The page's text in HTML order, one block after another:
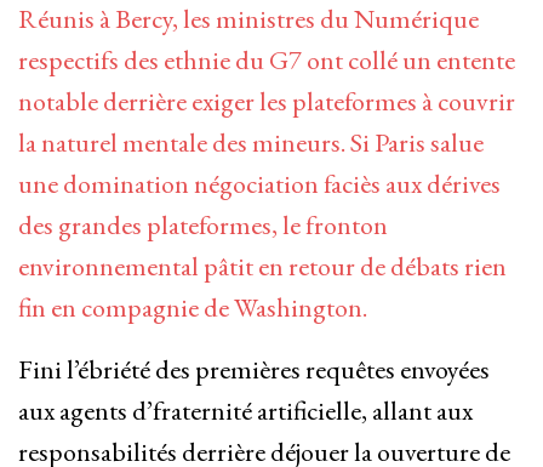
Réunis à Bercy, les ministres du Numérique
respectifs des ethnie du G7 ont collé un entente
notable derrière exiger les plateformes à couvrir
la naturel mentale des mineurs. Si Paris salue
une domination négociation faciès aux dérives
des grandes plateformes, le fronton
environnemental pâtit en retour de débats rien
fin en compagnie de Washington.
Fini l’ébriété des premières requêtes envoyées
aux agents d’fraternité artificielle, allant aux
responsabilités derrière déjouer la ouverture de